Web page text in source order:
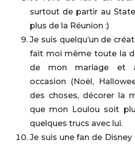
surtout de partir au
plus de la Réunion :)
Je suis quelqu’un de
fait moi même toute la
de mon mariage et
occasion (Noël,
des choses, décorer la
que mon Loulou soit
quelques trucs avec lui.
Je suis une fan de